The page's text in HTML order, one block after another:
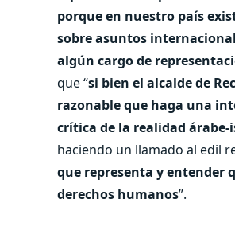
porque en nuestro país
sobre asuntos
algún cargo de
que “si bien el alcalde de
razonable que haga una
crítica de la realidad
haciendo un llamado al edil
que representa y entender
derechos humanos”.